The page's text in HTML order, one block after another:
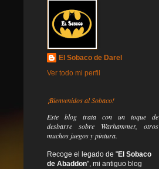
El Sobaco de Darel
Ver todo mi perfil
¡Bienvenidos al Sobaco!
Este blog trata con un toque de
desbarre sobre Warhammer, otros
muchos juegos y pintura.
Recoge el legado de "El Sobaco
de Abaddon", mi antiguo blog